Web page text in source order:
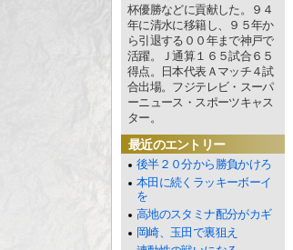
杯優勝などに貢献した。９４
年に清水に移籍し、９５年か
ら引退する００年まで神戸で
活躍。Ｊ通算１６５試合６５
得点。日本代表Ａマッチ４試
合出場。フジテレビ・スーパ
ーニュース・スポーツキャス
ター。
最近のエントリー
後半２０分から勝負かけろ
本田に続くラッキーボーイ
を
高地のスタミナ配分がカギ
岡崎、玉田で裏狙え